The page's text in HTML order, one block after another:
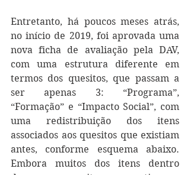
Entretanto, há poucos meses atrás,
no início de 2019, foi aprovada uma
nova ficha de avaliação pela DAV,
com uma estrutura diferente em
termos dos quesitos, que passam a
ser apenas 3: “Programa”,
“Formação” e “Impacto Social”, com
uma redistribuição dos itens
associados aos quesitos que existiam
antes, conforme esquema abaixo.
Embora muitos dos itens dentro